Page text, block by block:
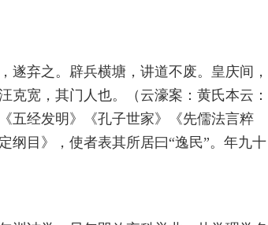
遂弃之。辟兵横塘，讲道不废。皇庆间，
克宽，其门人也。（云濠案：黄氏本云：
五经发明》《孔子世家》《先儒法言粹
纲目》，使者表其所居曰“逸民”。年九十